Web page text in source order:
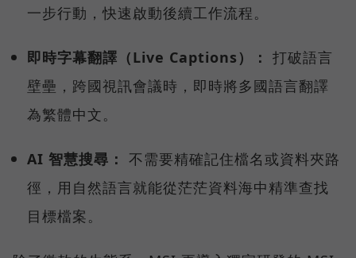
一步行動，快速啟動後續工作流程。
即時字幕翻譯（Live Captions）： 打破語言
壁壘，跨國視訊會議時，即時將多國語言翻譯
為繁體中文。
AI 智慧搜尋： 不需要精確記住檔名或資料夾路
徑，用自然語言就能從茫茫資料海中精準查找
目標檔案。